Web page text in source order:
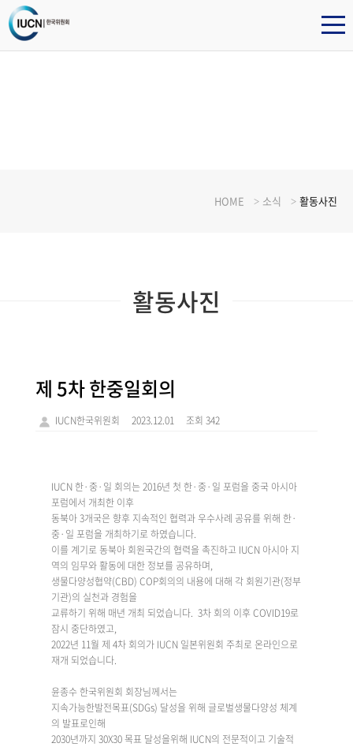
HOME 소식 활동사진
활동사진
제 5차 한중일회의
IUCN한국위원회 2023.12.01 조회 342
IUCN 한·중·일 회의는 2016년 첫 한·중·일 포럼을 중국 아시아
포럼에서 개최한 이후
동북아 3개국은 향후 지속적인 협력과 우수사례 공유를 위해 한·
중·일 포럼을 개최하기로 하였습니다.
이를 계기로 동북아 회원국간의 협력을 촉진하고 IUCN 아시아 지
역의 임무와 활동에 대한 정보를 공유하며,
생물다양성협약(CBD) COP회의의 내용에 대해 각 회원기관(정부
기관)의 실천과 경험을
교류하기 위해 매년 개최 되었습니다. 3차 회의 이후 COVID19로
잠시 중단하였고,
2022년 11월 제 4차 회의가 IUCN 일본위원회 주최로 온라인으로
재개 되었습니다.
윤종수 한국위원회 회장님께서는
지속가능한발전목표(SDGs) 달성을 위해 글로벌생물다양성 체계
의 발표로인해
2030년까지 30X30 목표 달성을위해 IUCN의 전문적이고 기술적